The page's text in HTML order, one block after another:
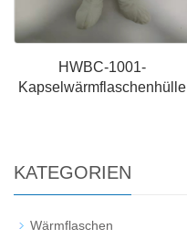
HWBC-1001-
Kapselwärmflaschenhülle
KATEGORIEN
Wärmflaschen